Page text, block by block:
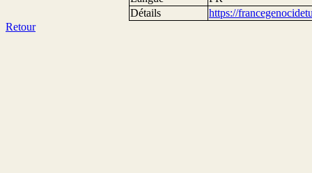
Détails
https://
Retour